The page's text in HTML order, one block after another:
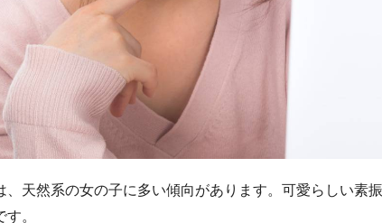
天然系の女の子に多い傾向があります。 可愛らしい素
。